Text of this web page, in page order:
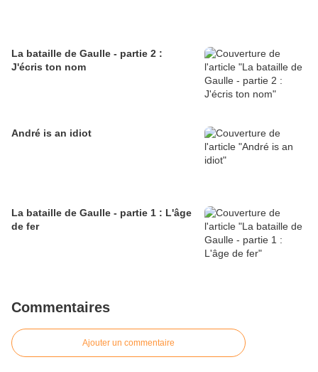
La bataille de Gaulle - partie 2 :
J'écris ton nom
André is an idiot
La bataille de Gaulle - partie 1 : L'âge
de fer
Commentaires
Ajouter un commentaire